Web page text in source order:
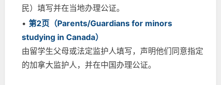
民）填写并在当地办理公证。
• 第2页（Parents/Guardians for minors
studying in Canada）
由留学生父母或法定监护人填写，声明他们同意指定
的加拿大监护人，并在中国办理公证。